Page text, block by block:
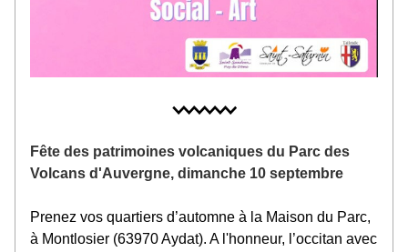
Fête des patrimoines volcaniques du Parc des
Volcans d'Auvergne, dimanche 10 septembre
Prenez vos quartiers d’automne à la Maison du Parc,
à Montlosier (63970 Aydat). A l'honneur, l’occitan avec